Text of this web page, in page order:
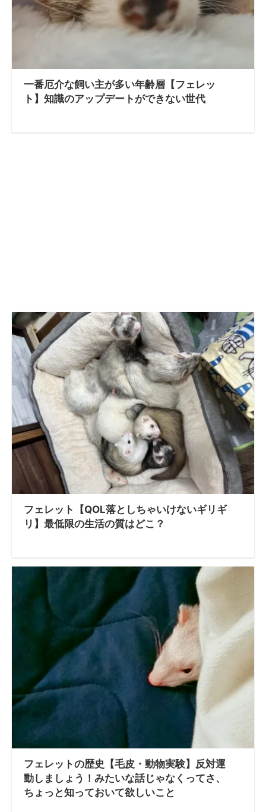
一番厄介な飼い主が多い年齢層【フェレッ
ト】知識のアップデートができない世代
フェレット【QOL落としちゃいけないギリギ
リ】最低限の生活の質はどこ？
フェレットの歴史【毛皮・動物実験】反対運
動しましょう！みたいな話じゃなくってさ、
ちょっと知っておいて欲しいこと